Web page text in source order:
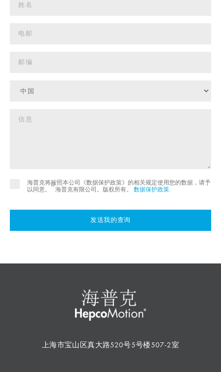
海普克将按照本公司《数据保护政策》的相关规定使用您的数据，请予
以同意。
©
海普克有限公司。版权所有。 数据保护政策.
发送我的查询
上海市宝山区真大路520号5号楼507-2室